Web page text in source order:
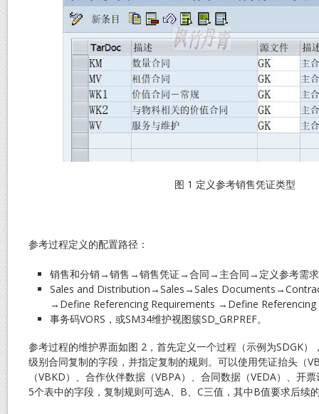
图 1 定义参考销售凭证类型
参考过程定义的配置路径：
销售和分销→销售→销售凭证→合同→主合同→定义参考需
Sales and Distribution→Sales→Sales
→Define Referencing Requirements →Define Referencing
事务码VORS，或SM34维护视图簇SD_GRPREF。
参考过程的维护界面如图 2，首先定义一个过程（示例为SDGK）
级别合同复制的字段，并指定复制的规则。可以使用凭证抬头（
（VBKD）、合作伙伴数据（VBPA）、合同数据（VEDA）、开
5个表中的字段，复制规则可选A、B、C三值，其中B值要求后续